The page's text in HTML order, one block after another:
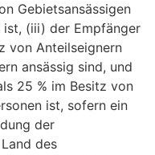
Gebietsansässigen
ist, (iii) der Empfänger
von Anteilseignern
ansässig sind, und
25 % im Besitz von
ist, sofern ein
der
des